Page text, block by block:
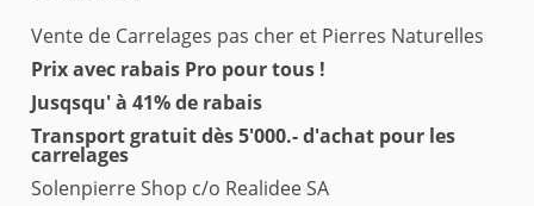
Vente de Carrelages pas cher et Pierres Naturelles
Prix avec rabais Pro pour tous !
Jusqsqu' à 41% de rabais
Transport gratuit dès 5'000.- d'achat pour les
carrelages
Solenpierre Shop c/o Realidee SA